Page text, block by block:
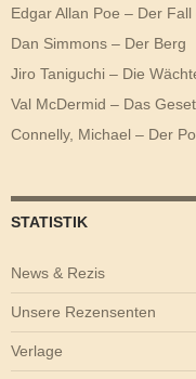
Edgar Allan Poe – Der
Dan Simmons – Der Berg
Jiro Taniguchi – Die
Val McDermid – Das
Connelly, Michael – Der
STATISTIK
News & Rezis
Unsere Rezensenten
Verlage